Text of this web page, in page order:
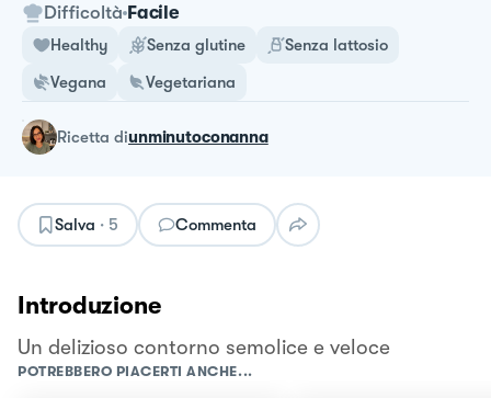
Difficoltà Facile
Healthy Senza glutine
Senza lattosio
Vegana
Vegetariana
ricetta diunminutoconanna
Salva · 5 Commenta
Introduzione
Un delizioso contorno semolice e veloce
POTREBBERO PIACERTI ANCHE...